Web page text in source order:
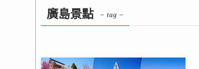
廣島景點 – tag –